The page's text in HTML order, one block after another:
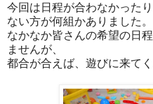
今回は日程が合わなかった
ない方が何組かありました。
なかなか皆さんの希望の日
ませんが、
都合が合えば、遊びに来てく